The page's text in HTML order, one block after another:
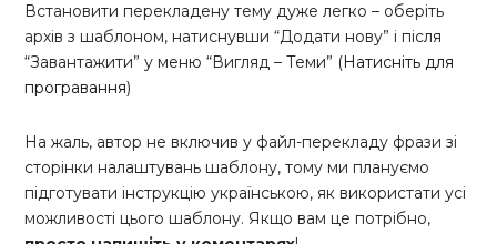
Встановити перекладену тему дуже легко – оберіть
архів з шаблоном, натиснувши “Додати нову” і після
“Завантажити” у меню “Вигляд – Теми” (Натисніть для
програвання)
На жаль, автор не включив у файл-перекладу фрази зі
сторінки налаштувань шаблону, тому ми плануємо
підготувати інструкцію українською, як використати усі
можливості цього шаблону. Якщо вам це потрібно,